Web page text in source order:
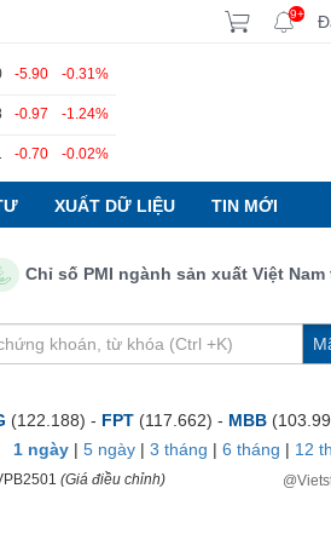
9+
-5.90 -0.31%
-0.97 -1.24%
-0.70 -0.02%
XUẤT DỮ LIỆU TIN MỚI
số PMI ngành sản xuất Việt Nam
(122.188) - FPT (117.662) - MBB
1 ngày | 5 ngày | 3 tháng | 6 tháng | 12
(Giá điều chỉnh)